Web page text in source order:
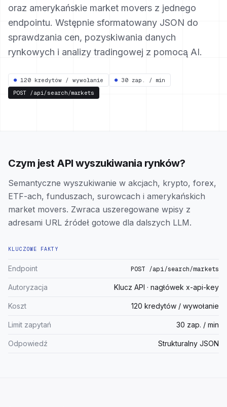
oraz amerykańskie market movers z jednego
endpointu. Wstępnie sformatowany JSON do
sprawdzania cen, pozyskiwania danych
rynkowych i analizy tradingowej z pomocą AI.
● 120 kredytów / wywołanie ● 30 zap. / min
POST /api/search/markets
Czym jest API wyszukiwania rynków?
Semantyczne wyszukiwanie w akcjach, krypto, forex,
ETF-ach, funduszach, surowcach i amerykańskich
market movers. Zwraca uszeregowane wpisy z
adresami URL źródeł gotowe dla dalszych LLM.
KLUCZOWE FAKTY
Endpoint POST /api/search/markets
Autoryzacja Klucz API · nagłówek x-api-key
Koszt 120 kredytów / wywołanie
Limit zapytań 30 zap. / min
Odpowiedź Strukturalny JSON